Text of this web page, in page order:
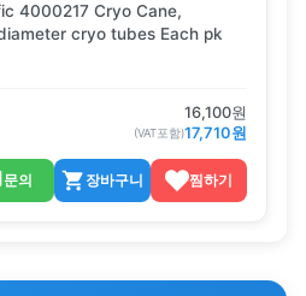
4000217 Cryo Cane,
cryo tubes Each pk
16,100원
(VAT포함)17,710원
문의 장바구니 찜하기